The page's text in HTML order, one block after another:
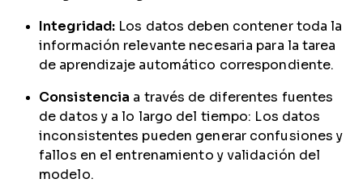
Integridad: Los datos deben contener toda la
información relevante necesaria para la tarea
de aprendizaje automático correspondiente.
Consistencia a través de diferentes fuentes
de datos y a lo largo del tiempo: Los datos
inconsistentes pueden generar confusiones y
fallos en el entrenamiento y validación del
modelo.